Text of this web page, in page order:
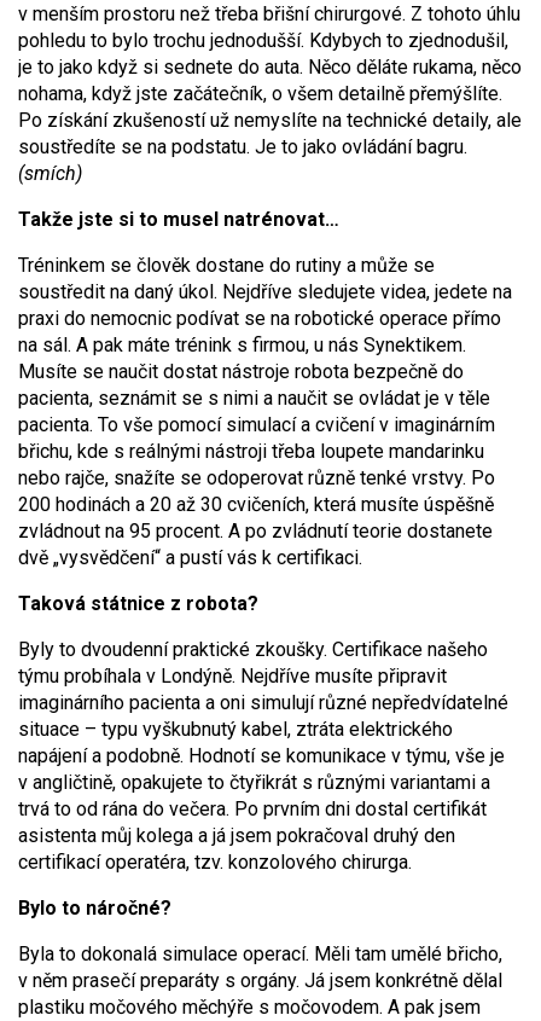
v menším prostoru než třeba břišní chirurgové. Z tohoto úhlu
pohledu to bylo trochu jednodušší. Kdybych to zjednodušil,
je to jako když si sednete do auta. Něco děláte rukama, něco
nohama, když jste začátečník, o všem detailně přemýšlíte.
Po získání zkušeností už nemyslíte na technické detaily, ale
soustředíte se na podstatu. Je to jako ovládání bagru.
(smích)
Takže jste si to musel natrénovat…
Tréninkem se člověk dostane do rutiny a může se
soustředit na daný úkol. Nejdříve sledujete videa, jedete na
praxi do nemocnic podívat se na robotické operace přímo
na sál. A pak máte trénink s firmou, u nás Synektikem.
Musíte se naučit dostat nástroje robota bezpečně do
pacienta, seznámit se s nimi a naučit se ovládat je v těle
pacienta. To vše pomocí simulací a cvičení v imaginárním
břichu, kde s reálnými nástroji třeba loupete mandarinku
nebo rajče, snažíte se odoperovat různě tenké vrstvy. Po
200 hodinách a 20 až 30 cvičeních, která musíte úspěšně
zvládnout na 95 procent. A po zvládnutí teorie dostanete
dvě „vysvědčení“ a pustí vás k certifikaci.
Taková státnice z robota?
Byly to dvoudenní praktické zkoušky. Certifikace našeho
týmu probíhala v Londýně. Nejdříve musíte připravit
imaginárního pacienta a oni simulují různé nepředvídatelné
situace – typu vyškubnutý kabel, ztráta elektrického
napájení a podobně. Hodnotí se komunikace v týmu, vše je
v angličtině, opakujete to čtyřikrát s různými variantami a
trvá to od rána do večera. Po prvním dni dostal certifikát
asistenta můj kolega a já jsem pokračoval druhý den
certifikací operatéra, tzv. konzolového chirurga.
Bylo to náročné?
Byla to dokonalá simulace operací. Měli tam umělé břicho,
v něm prasečí preparáty s orgány. Já jsem konkrétně dělal
plastiku močového měchýře s močovodem. A pak jsem